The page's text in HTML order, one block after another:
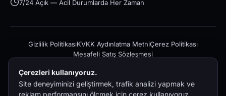
7/24 Açık — Acil Durumlarda Her Zaman
Gizlilik PolitikasıKVKK Aydınlatma MetniÇerez Politikası
Mesafeli Satış Sözleşmesi
Çerezleri kullanıyoruz.
Site deneyiminizi geliştirmek, trafik analizi yapmak ve
reklam performansını ölçmek için çerez kullanıyoruz.